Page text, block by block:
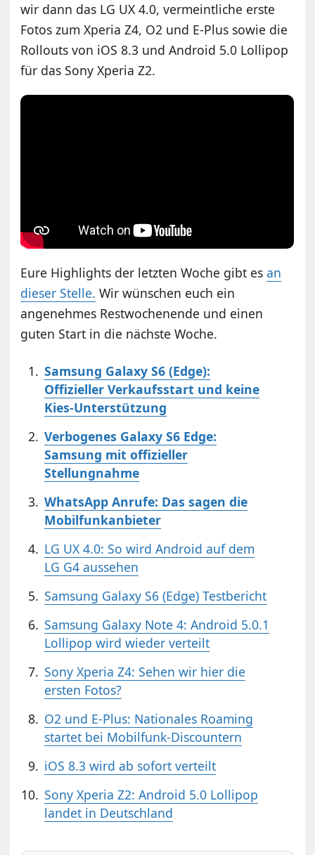
wir dann das LG UX 4.0, vermeintliche erste
Fotos zum Xperia Z4, O2 und E-Plus sowie die
Rollouts von iOS 8.3 und Android 5.0 Lollipop
für das Sony Xperia Z2.
Eure Highlights der letzten Woche gibt esan
dieser Stelle. Wir wünschen euch ein
angenehmes Restwochenende und einen
guten Start in die nächste Woche.
Samsung Galaxy S6 (Edge):
Offizieller Verkaufsstart und keine
Kies-Unterstützung
Verbogenes Galaxy S6 Edge:
Samsung mit offizieller
Stellungnahme
WhatsApp Anrufe: Das sagen die
Mobilfunkanbieter
LG UX 4.0: So wird Android auf dem
LG G4 aussehen
Samsung Galaxy S6 (Edge) Testbericht
Samsung Galaxy Note 4: Android 5.0.1
Lollipop wird wieder verteilt
Sony Xperia Z4: Sehen wir hier die
ersten Fotos?
O2 und E-Plus: Nationales Roaming
startet bei Mobilfunk-Discountern
iOS 8.3 wird ab sofort verteilt
Sony Xperia Z2: Android 5.0 Lollipop
landet in Deutschland